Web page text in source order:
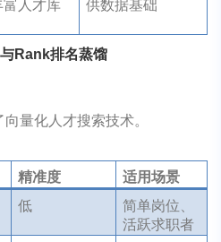
富人才库
供数据基础
Rank排名蒸馏
量化人才搜索技术。
精准度
适用场景
低
简单岗位、
活跃求职者